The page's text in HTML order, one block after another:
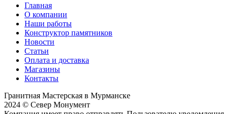
Главная
О компании
Наши работы
Конструктор памятников
Новости
Статьи
Оплата и доставка
Магазины
Контакты
Гранитная Мастерская в Мурманске
2024 © Север Монумент